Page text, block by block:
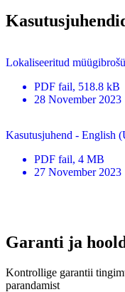
Lokaliseeritud
PDF fail, 518.8 kB
28 November 2023
Kasutusjuhend - English
PDF fail, 4 MB
27 November 2023
Garanti ja
Kontrollige garantii
parandamist